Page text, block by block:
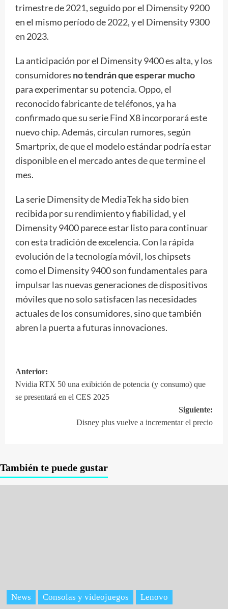
trimestre de 2021, seguido por el Dimensity 9200
en el mismo período de 2022, y el Dimensity 9300
en 2023.
La anticipación por el Dimensity 9400 es alta, y los
consumidores no tendrán que esperar mucho
para experimentar su potencia. Oppo, el
reconocido fabricante de teléfonos, ya ha
confirmado que su serie Find X8 incorporará este
nuevo chip. Además, circulan rumores, según
Smartprix, de que el modelo estándar podría estar
disponible en el mercado antes de que termine el
mes.
La serie Dimensity de MediaTek ha sido bien
recibida por su rendimiento y fiabilidad, y el
Dimensity 9400 parece estar listo para continuar
con esta tradición de excelencia. Con la rápida
evolución de la tecnología móvil, los chipsets
como el Dimensity 9400 son fundamentales para
impulsar las nuevas generaciones de dispositivos
móviles que no solo satisfacen las necesidades
actuales de los consumidores, sino que también
abren la puerta a futuras innovaciones.
Navegación
de
Anterior:
Nvidia RTX 50 una exibición de potencia (y consumo) que
se presentará en el CES 2025
Siguiente:
Disney plus vuelve a incrementar el precio
También te puede gustar
News Consolas y videojuegos Lenovo